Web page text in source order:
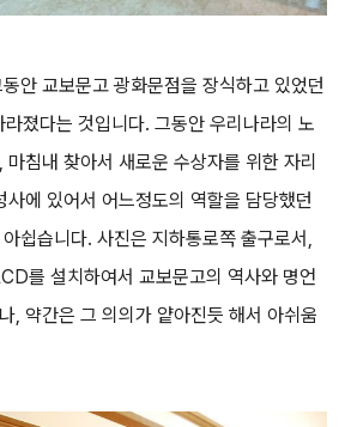
안 교보문고 광화문점을 장식하고 있었던
졌다는 것입니다. 그동안 우리나라의 노
침내 찾아서 새로운 수상자를 위한 자리
에 있어서 어느정도의 역할을 담당했던
쉽습니다. 사진은 지하통로쪽 출구로서,
를 설치하여서 교보문고의 역사와 명언
, 약간은 그 의의가 얕아진듯 해서 아쉬움